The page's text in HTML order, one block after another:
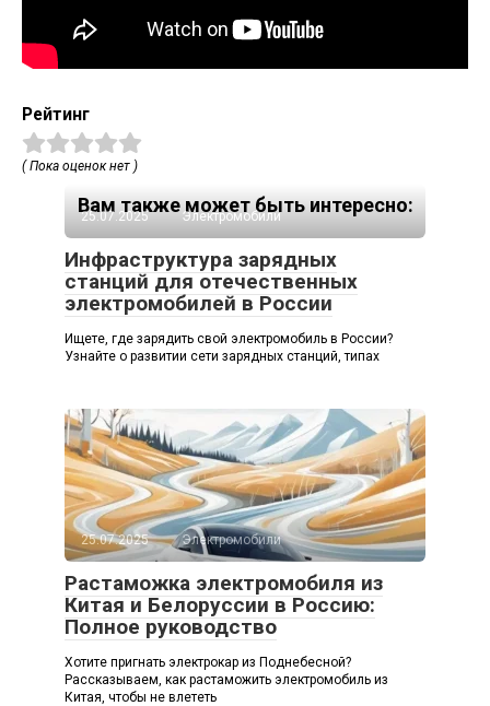
Рейтинг
( Пока оценок нет )
Вам также может быть интересно:
25.07.2025 Электромобили
Инфраструктура зарядных
станций для отечественных
электромобилей в России
Ищете, где зарядить свой электромобиль в России?
Узнайте о развитии сети зарядных станций, типах
25.07.2025 Электромобили
Растаможка электромобиля из
Китая и Белоруссии в Россию:
Полное руководство
Хотите пригнать электрокар из Поднебесной?
Рассказываем, как растаможить электромобиль из
Китая, чтобы не влететь